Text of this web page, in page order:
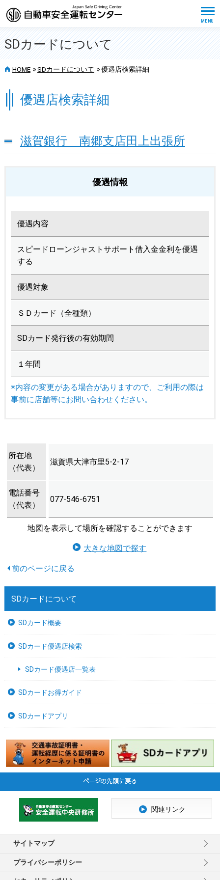
SDカードについて
HOME >> SDカードについて >> 優遇店検索詳細
優遇店検索詳細
滋賀銀行 南郷支店田上出張所
優遇情報
優遇内容
スピードローンジャストサポート借入金金利を優遇
する
優遇対象
ＳＤカード（全種類）
SDカード発行後の有効期間
１年間
※内容の変更がある場合がありますので、ご利用の際は
事前に店舗等にお問い合わせください。
所在地
（代表）
滋賀県大津市里5-2-17
電話番号
（代表）
077-546-6751
地図を表示して場所を確認することができます
大きな地図で探す
SDカードについて
SDカード概要
SDカード優遇店検索
SDカード優遇店一覧表
SDカードお得ガイド
SDカードアプリ
サイトマップ
プライバシーポリシー
関連リンク